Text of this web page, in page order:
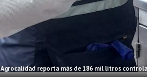
Agrocalidad reporta más de 186 mil litros